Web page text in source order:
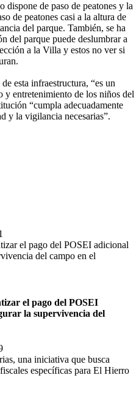
de paso de peatones y la
de peatones casi a la altura de
del parque. También, se ha
del parque puede deslumbrar a
a la Villa y estos no ver si
esta infraestructura, “es un
y entretenimiento de los niños del
“cumpla adecuadamente
y la vigilancia necesarias”.
el pago del POSEI
la supervivencia del